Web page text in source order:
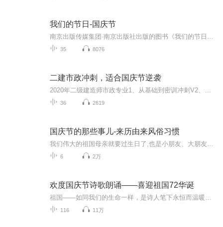
我们的节日-国庆节
35 8076
二建市政冲刺，适合国庆节逆袭
36 2619
国庆节的那些事儿-来历由来风俗习惯
6 2万
欢度国庆节诗歌朗诵——喜迎祖国72华诞
116 11万